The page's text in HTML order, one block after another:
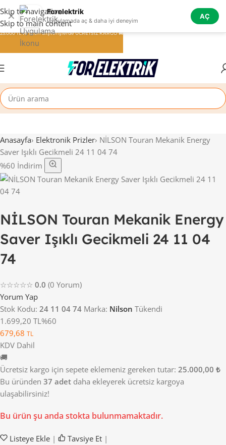
✕ Forelektrik
Uygulamada aç & daha iyi deneyim
AÇ
Skip to navigation
Skip to main content
Anasayfa› Elektronik Prizler› NİLSON Touran Mekanik Energy
Saver Işıklı Gecikmeli 24 11 04 74
%60 İndirim
NİLSON Touran Mekanik Energy
Saver Işıklı Gecikmeli 24 11 04
74
☆☆☆☆☆ 0.0 (0 Yorum)
Yorum Yap
Stok Kodu: 24 11 04 74 Marka: Nilson Tükendi
1.699,20 TL%60
679,68 TL
KDV Dahil
🚚
Ücretsiz kargo için sepete eklemeniz gereken tutar: 25.000,00 ₺
Bu üründen 37 adet daha ekleyerek ücretsiz kargoya
ulaşabilirsiniz!
Bu ürün şu anda stokta bulunmamaktadır.
Listeye Ekle | Tavsiye Et |
25.000 TL ve üzeri alışverişlerde ÜCRETSİZ KARGO 🚚